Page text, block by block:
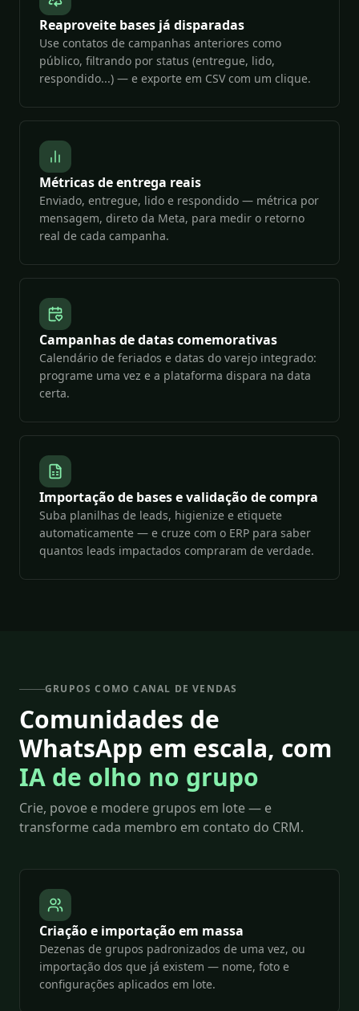
Reaproveite bases já disparadas
Use contatos de campanhas anteriores como
público, filtrando por status (entregue, lido,
respondido...) — e exporte em CSV com um clique.
Métricas de entrega reais
Enviado, entregue, lido e respondido — métrica por
mensagem, direto da Meta, para medir o retorno
real de cada campanha.
Campanhas de datas comemorativas
Calendário de feriados e datas do varejo integrado:
programe uma vez e a plataforma dispara na data
certa.
Importação de bases e validação de compra
Suba planilhas de leads, higienize e etiquete
automaticamente — e cruze com o ERP para saber
quantos leads impactados compraram de verdade.
GRUPOS COMO CANAL DE VENDAS
Comunidades de
WhatsApp em escala, com
IA de olho no grupo
Crie, povoe e modere grupos em lote — e
transforme cada membro em contato do CRM.
Criação e importação em massa
Dezenas de grupos padronizados de uma vez, ou
importação dos que já existem — nome, foto e
configurações aplicados em lote.